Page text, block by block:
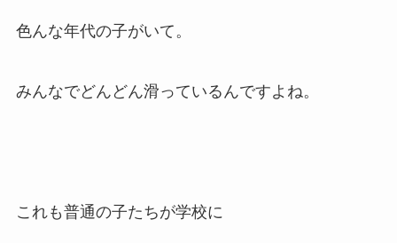
色んな年代の子がいて。
みんなでどんどん滑っているんですよね。
これも普通の子たちが学校に